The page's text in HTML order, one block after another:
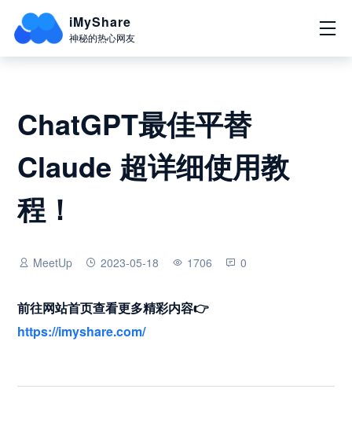
iMyShare
神秘的热心网友
ChatGPT最佳平替
Claude 超详细使用教
程！
MeetUp 2023-05-18 1706 0
前往网站首页查看更多精彩内容👉
https://imyshare.com/